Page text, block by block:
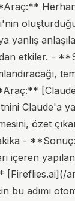
yanlış
etkiler. -
Claude'a
özet
-
içeren
bu adımı